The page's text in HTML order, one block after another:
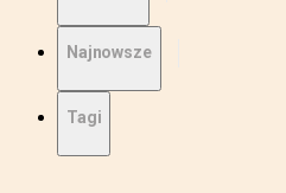
Najnowsze
Tagi